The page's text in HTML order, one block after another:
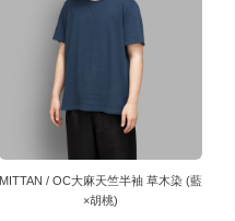
MITTAN / OC大麻天竺半袖 草木染 (藍
×胡桃)